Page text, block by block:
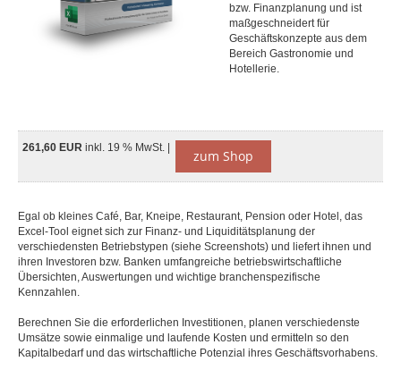
bzw. Finanzplanung und ist
maßgeschneidert für
Geschäftskonzepte aus dem
Bereich Gastronomie und
Hotellerie.
261,60 EUR inkl. 19 % MwSt. | zum Shop
Egal ob kleines Café, Bar, Kneipe, Restaurant, Pension oder Hotel, das
Excel-Tool eignet sich zur Finanz- und Liquiditätsplanung der
verschiedensten Betriebstypen (siehe Screenshots) und liefert ihnen und
ihren Investoren bzw. Banken umfangreiche betriebswirtschaftliche
Übersichten, Auswertungen und wichtige branchenspezifische
Kennzahlen.
Berechnen Sie die erforderlichen Investitionen, planen verschiedenste
Umsätze sowie einmalige und laufende Kosten und ermitteln so den
Kapitalbedarf und das wirtschaftliche Potenzial ihres Geschäftsvorhabens.